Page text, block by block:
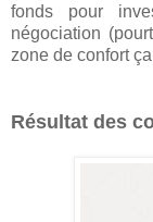
fonds pour
négociation
zone de confort
Résultat des